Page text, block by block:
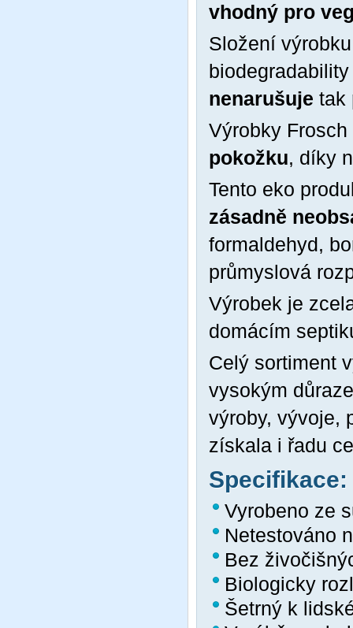
vhodný pro
Složení
nenarušuje tak
Výrobky
pokožku, díky
Tento eko
zásadně
formaldehyd,
průmyslová
Výrobek je
domácím
Celý sortiment
vysokým
výroby, vývoje,
získala i řadu
Specifikace:
Vyrobeno ze
Netestováno
Bez
Biologicky
Šetrný k